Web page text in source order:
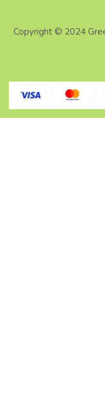
Copyright © 2024